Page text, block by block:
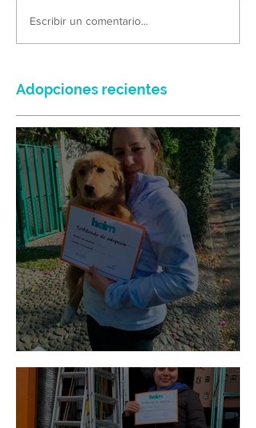
Escribir un comentario...
Adopciones recientes
Bellota